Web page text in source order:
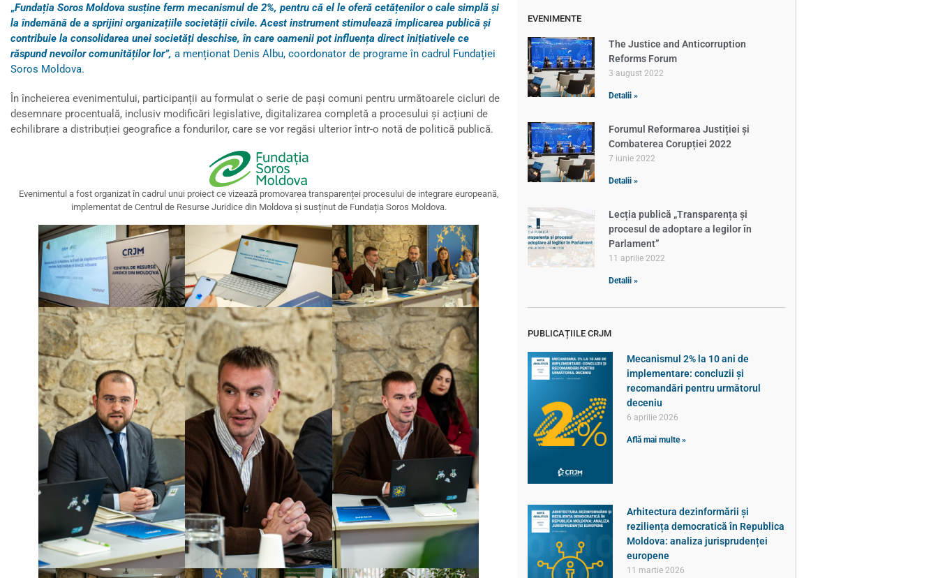
„Fundația Soros Moldova susține ferm mecanismul de 2%, pentru că el le oferă cetățenilor o cale simplă și
la îndemână de a sprijini organizațiile societății civile. Acest instrument stimulează implicarea publică și
contribuie la consolidarea unei societăți deschise, în care oamenii pot influența direct inițiativele ce
răspund nevoilor comunităților lor”, a menționat Denis Albu, coordonator de programe în cadrul Fundației
Soros Moldova.
În încheierea evenimentului, participanții au formulat o serie de pași comuni pentru următoarele cicluri de
desemnare procentuală, inclusiv modificări legislative, digitalizarea completă a procesului și acțiuni de
echilibrare a distribuției geografice a fondurilor, care se vor regăsi ulterior într-o notă de politică publică.
Evenimentul a fost organizat în cadrul unui proiect ce vizează promovarea transparenței procesului de integrare europeană,
implementat de Centrul de Resurse Juridice din Moldova și susținut de Fundația Soros Moldova.
EVENIMENTE
The Justice and Anticorruption
Reforms Forum
3 august 2022
Detalii »
Forumul Reformarea Justiției și
Combaterea Corupției 2022
7 iunie 2022
Detalii »
Lecția publică „Transparența și
procesul de adoptare a legilor în
Parlament”
11 aprilie 2022
Detalii »
PUBLICAȚIILE CRJM
Mecanismul 2% la 10 ani de
implementare: concluzii și
recomandări pentru următorul
deceniu
6 aprilie 2026
Află mai multe »
Arhitectura dezinformării și
reziliența democratică în Republica
Moldova: analiza jurisprudenței
europene
11 martie 2026